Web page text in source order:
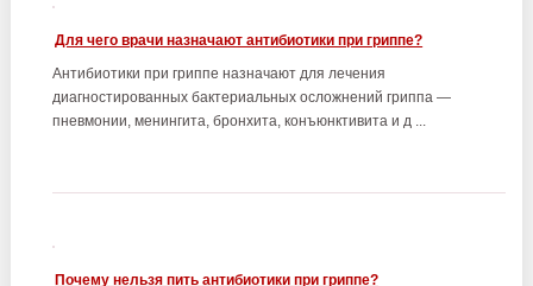
Для чего врачи назначают антибиотики при гриппе?
Антибиотики при гриппе назначают для лечения
диагностированных бактериальных осложнений гриппа —
пневмонии, менингита, бронхита, конъюнктивита и д ...
Почему нельзя пить антибиотики при гриппе?